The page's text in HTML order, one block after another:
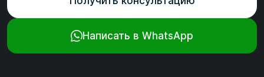
Написать в WhatsApp